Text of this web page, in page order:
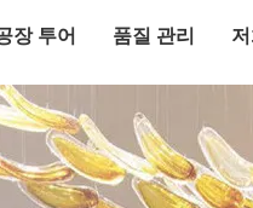
장 투어 품질 관리